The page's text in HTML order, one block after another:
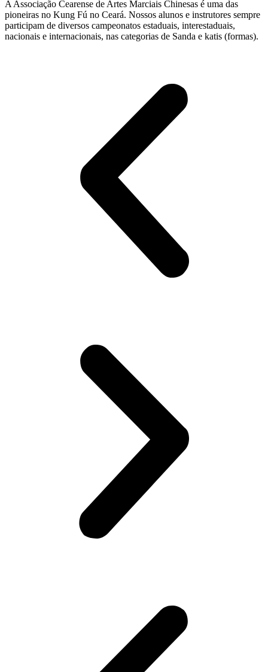
A Associação Cearense de Artes Marciais Chinesas é uma das
pioneiras no Kung Fú no Ceará. Nossos alunos e instrutores sempre
participam de diversos campeonatos estaduais, interestaduais,
nacionais e internacionais, nas categorias de Sanda e katis (formas).